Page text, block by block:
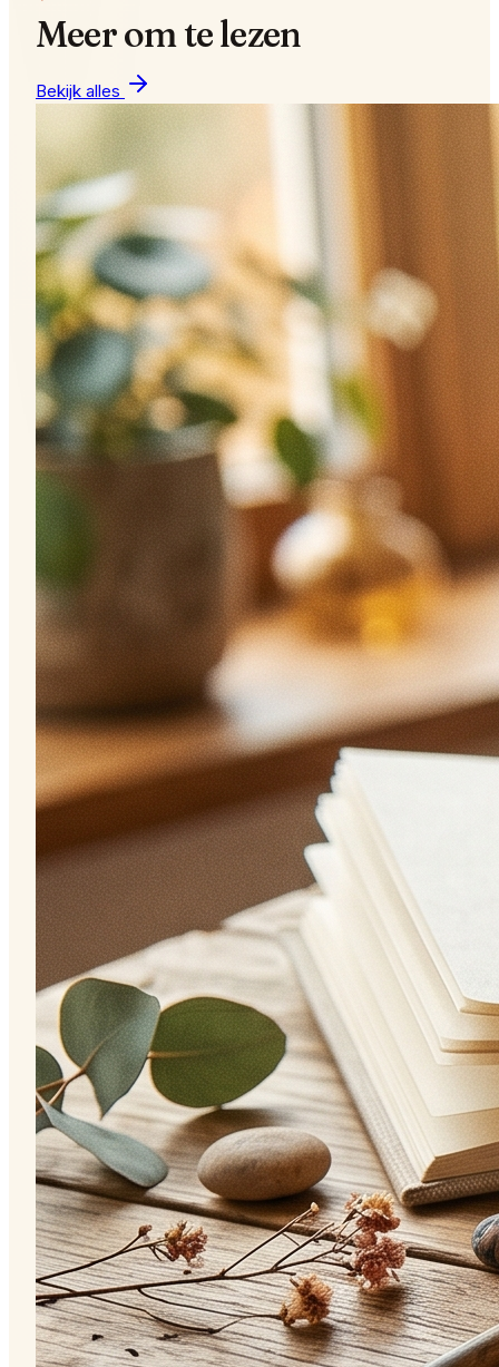
Meer om te lezen
Bekijk alles